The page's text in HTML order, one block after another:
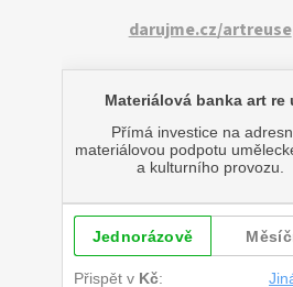
darujme.cz/artreuse